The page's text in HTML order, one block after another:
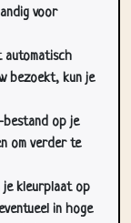
voor
automatisch
bezoekt, kun je
op je
om verder te
je kleurplaat op
in hoge